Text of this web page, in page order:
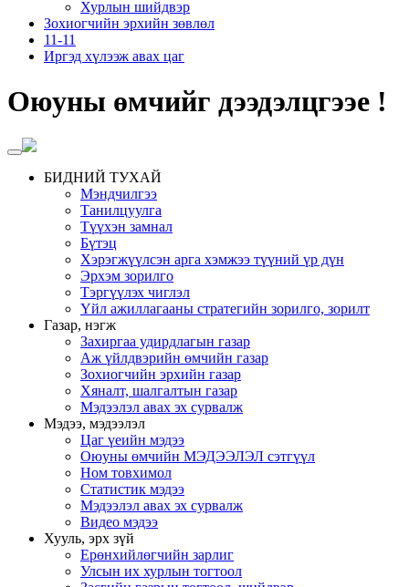
Хурлын шийдвэр
Зохиогчийн эрхийн зөвлөл
11-11
Иргэд хүлээж авах цаг
Оюуны өмчийг дээдэлцгээе !
БИДНИЙ ТУХАЙ
Мэндчилгээ
Танилцуулга
Түүхэн замнал
Бүтэц
Хэрэгжүүлсэн арга хэмжээ түүний үр дүн
Эрхэм зорилго
Тэргүүлэх чиглэл
Үйл ажиллагааны стратегийн зорилго, зорилт
Газар, нэгж
Захиргаа удирдлагын газар
Аж үйлдвэрийн өмчийн газар
Зохиогчийн эрхийн газар
Хяналт, шалгалтын газар
Мэдээлэл авах эх сурвалж
Мэдээ, мэдээлэл
Цаг үеийн мэдээ
Оюуны өмчийн МЭДЭЭЛЭЛ сэтгүүл
Ном товхимол
Статистик мэдээ
Мэдээлэл авах эх сурвалж
Видео мэдээ
Хууль, эрх зүй
Ерөнхийлөгчийн зарлиг
Улсын их хурлын тогтоол